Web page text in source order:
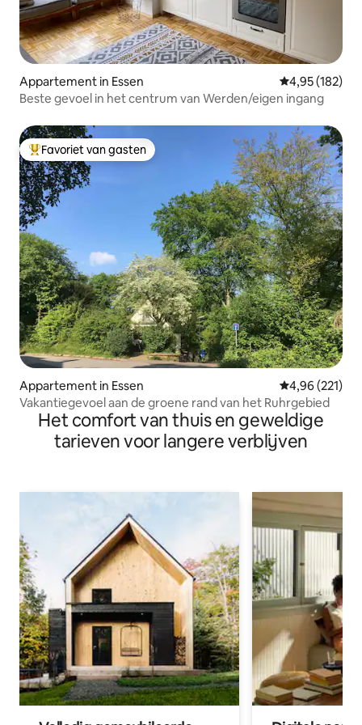
Appartement in Essen Gemiddelde
4,95 (182)
Beste gevoel in het centrum van Werden/eigen ingang
Topfavoriet van gasten
Favoriet van gasten
Appartement in Essen Gemiddelde
4,96 (221)
Vakantiegevoel aan de groene rand van het Ruhrgebied
Het comfort van thuis en geweldige
tarieven voor langere verblijven